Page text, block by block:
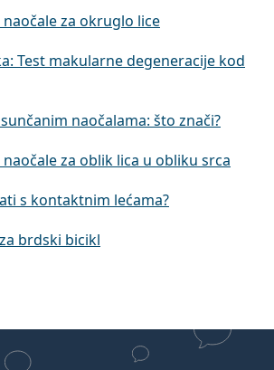
za okruglo lice
Test makularne degeneracije kod
naočalama: što znači?
za oblik lica u obliku srca
s kontaktnim lećama?
brdski bicikl